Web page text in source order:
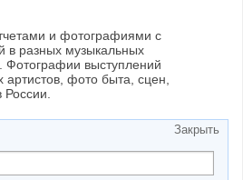
и фотографиями с
в разных музыкальных
Фотографии выступлений
артистов, фото быта, сцен,
России.
Закрыть